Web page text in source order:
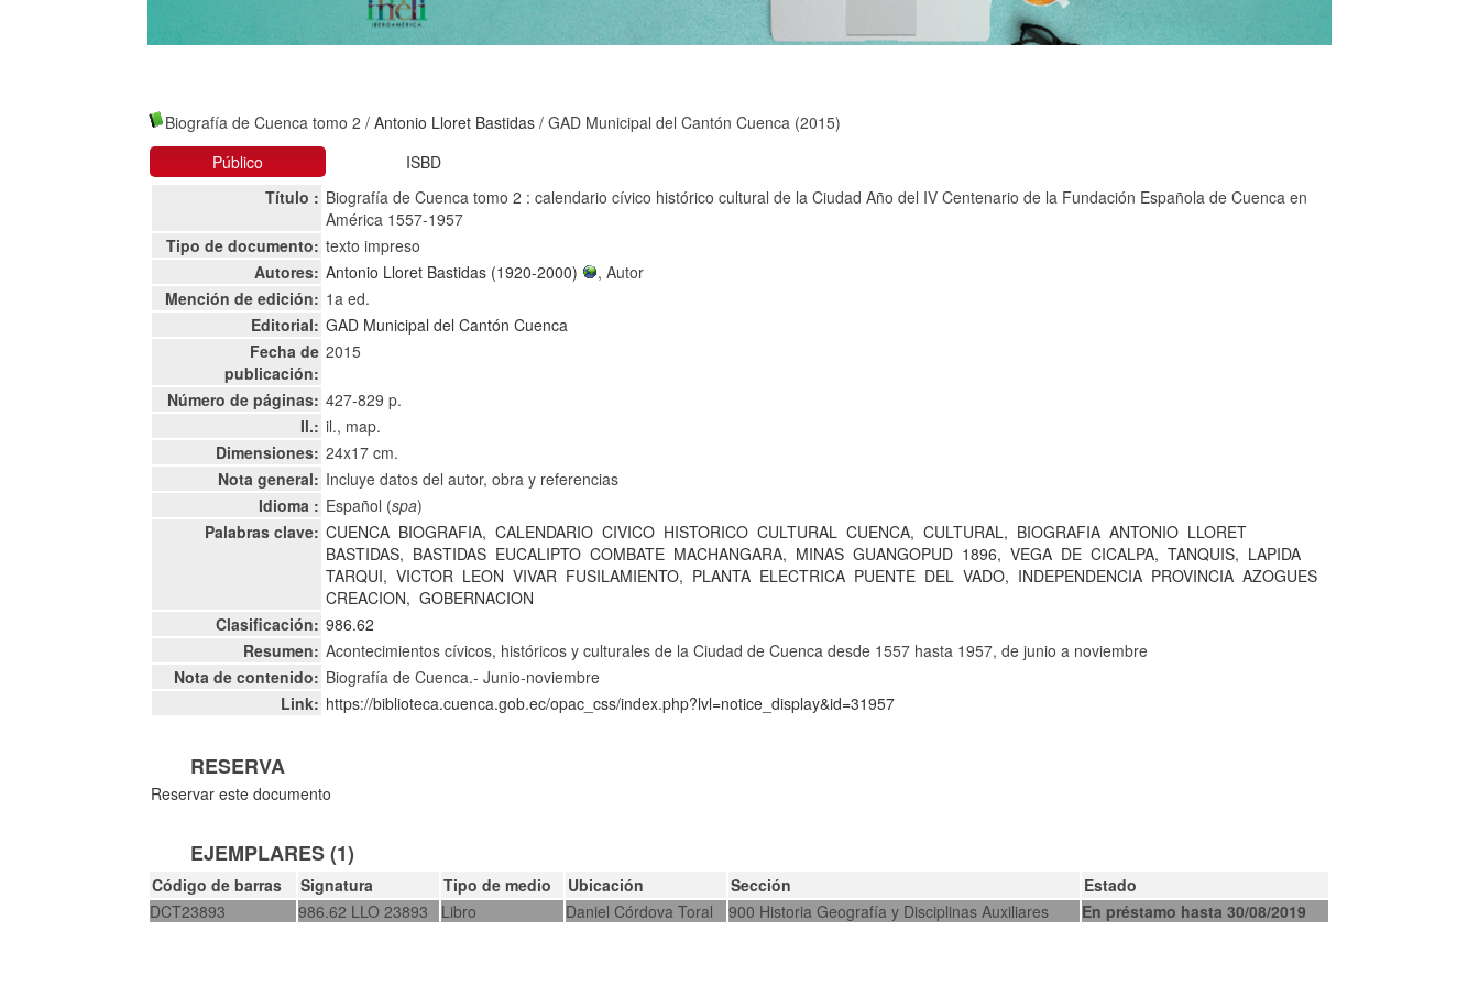
Biografía de Cuenca tomo 2 /Antonio Lloret Bastidas / GAD Municipal del Cantón Cuenca (2015)
Público
ISBD
Título : Biografía de Cuenca tomo 2 : calendario cívico histórico cultural de la Ciudad Año del IV Centenario de la Fundación Española de Cuenca en
América 1557-1957
Tipo de documento: texto impreso
Autores: Antonio Lloret Bastidas (1920-2000)
, Autor
Mención de edición: 1a ed.
Editorial: GAD Municipal del Cantón Cuenca
Fecha de
publicación:
2015
Número de páginas: 427-829 p.
Il.: il., map.
Dimensiones: 24x17 cm.
Nota general: Incluye datos del autor, obra y referencias
Idioma : Español (spa)
Palabras clave: CUENCA BIOGRAFIA, CALENDARIO CIVICO HISTORICO CULTURAL CUENCA, CULTURAL, BIOGRAFIA ANTONIO LLORET
BASTIDAS, BASTIDAS EUCALIPTO COMBATE MACHANGARA, MINAS GUANGOPUD 1896, VEGA DE CICALPA, TANQUIS, LAPIDA
TARQUI, VICTOR LEON VIVAR FUSILAMIENTO, PLANTA ELECTRICA PUENTE DEL VADO, INDEPENDENCIA PROVINCIA AZOGUES
CREACION, GOBERNACION
Clasificación: 986.62
Resumen: Acontecimientos cívicos, históricos y culturales de la Ciudad de Cuenca desde 1557 hasta 1957, de junio a noviembre
Nota de contenido: Biografía de Cuenca.- Junio-noviembre
Link: https://biblioteca.cuenca.gob.ec/opac_css/index.php?lvl=notice_display&id=31957
RESERVA
Reservar este documento
EJEMPLARES (1)
Código de barras Signatura Tipo de medio Ubicación Sección
Estado
DCT23893
986.62 LLO 23893 Libro Daniel Córdova Toral 900 Historia Geografía y Disciplinas Auxiliares En préstamo hasta 30/08/2019